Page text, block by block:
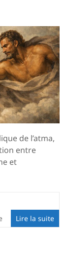
de l’atma,
entre
et
Lire la suite